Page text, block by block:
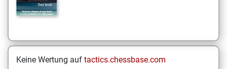
Keine Wertung auf tactics.chessbase.com